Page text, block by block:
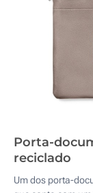
Porta-
reciclado
Um dos porta-